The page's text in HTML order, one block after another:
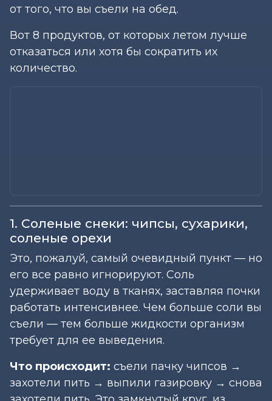
от того, что вы съели на обед.
Вот 8 продуктов, от которых летом лучше
отказаться или хотя бы сократить их
количество.
1. Соленые снеки: чипсы, сухарики,
соленые орехи
Это, пожалуй, самый очевидный пункт — но
его все равно игнорируют. Соль
удерживает воду в тканях, заставляя почки
работать интенсивнее. Чем больше соли вы
съели — тем больше жидкости организм
требует для ее выведения.
Что происходит: съели пачку чипсов →
захотели пить → выпили газировку → снова